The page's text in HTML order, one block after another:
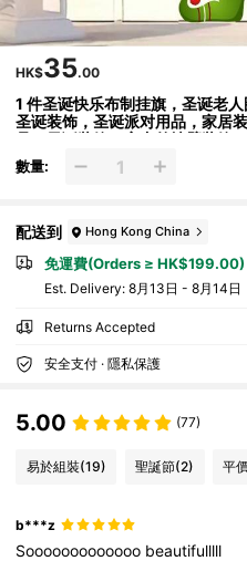
HK$35.00
1 件圣诞快乐布制挂旗，圣诞老人
圣诞装饰，圣诞派对用品，家居
品，圣诞装饰，室内外墙壁装饰
數量:
配送到 Hong Kong China
免運費(Orders ≥ HK$199.00)
​Est. Delivery: 8月13日 - 8月14日
Returns Accepted
安全支付 · 隱私保護
5.00 (77)
易於組裝(19) 聖誕節(2) 平
b***z
Sooooooooooooo beautifulllll